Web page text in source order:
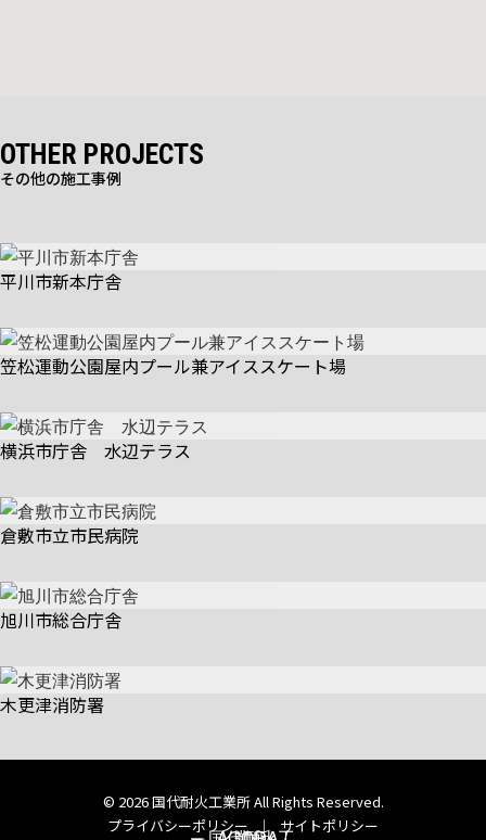
OTHER PROJECTS
その他の施工事例
平川市新本庁舎
笠松運動公園屋内プール兼アイススケート場
横浜市庁舎 水辺テラス
倉敷市立市民病院
旭川市総合庁舎
木更津消防署
© 2026 国代耐火工業所 All Rights Reserved.
プライバシーポリシー
｜ サイトポリシー